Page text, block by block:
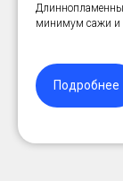
минимум сажи и
Подробнее